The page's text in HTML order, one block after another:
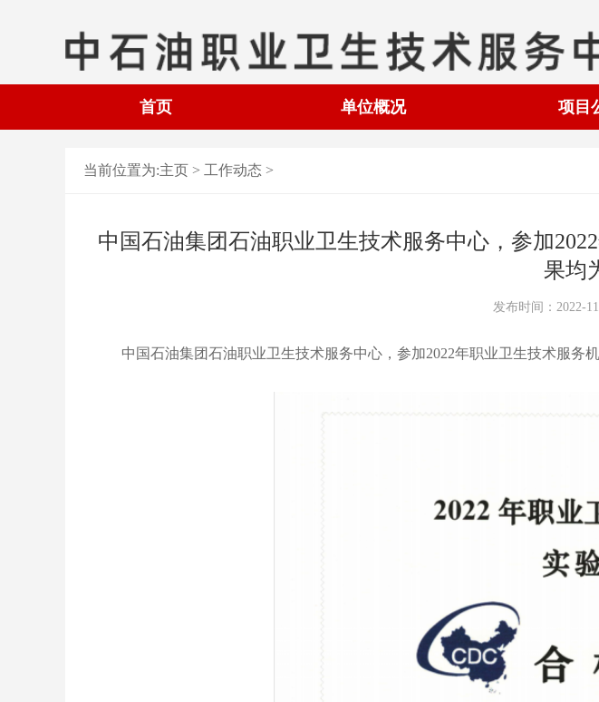
首页 单位概况 项目
当前位置为:主页 > 工作动态 >
中国石油集团石油职业卫生技术服务中心，参加
果均
发布时间：2022-
中国石油集团石油职业卫生技术服务中心，参加2022年职业卫生技术服务